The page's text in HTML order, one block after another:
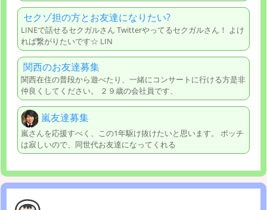
セクゾ担の方とお友達になりたい?
LINEで話せるセクガルさん Twitterやってるセクガルさん！ よけ
れば繋がりたいです☆ LIN
関西のお友達募集
関西在住の普段から遊べたり、一緒にコンサートに行ける方是非
仲良くしてください。 ２９歳の会社員です、
嵐友達募集
嵐さんを応援すべく、この1年駆け抜けたいと思います。 ボッチ
は寂しいので、同世代お友達になってくれる